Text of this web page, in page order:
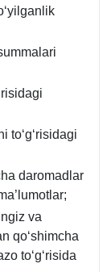
toʻgʻrisidagi
daromadlar
va
qoʻshimcha
toʻgʻrisida